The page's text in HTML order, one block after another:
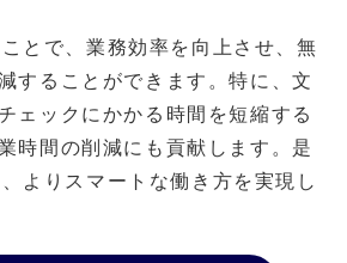
とで、業務効率を向上させ、無
することができます。特に、文
ェックにかかる時間を短縮する
時間の削減にも貢献します。是
よりスマートな働き方を実現し